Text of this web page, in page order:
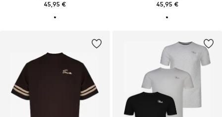
45,95 € 45,95 €